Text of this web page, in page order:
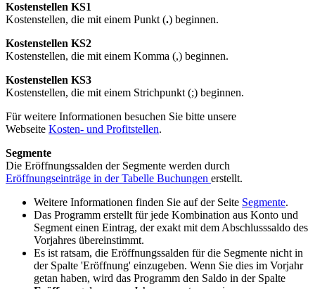
Kostenstellen KS1
Kostenstellen, die mit einem Punkt (.) beginnen.
Kostenstellen KS2
Kostenstellen, die mit einem Komma (,) beginnen.
Kostenstellen KS3
Kostenstellen, die mit einem Strichpunkt (;) beginnen.
Für weitere Informationen besuchen Sie bitte unsere
Webseite Kosten- und Profitstellen.
Segmente
Die Eröffnungssalden der Segmente werden durch
Eröffnungseinträge in der Tabelle Buchungen erstellt.
Weitere Informationen finden Sie auf der Seite Segmente.
Das Programm erstellt für jede Kombination aus Konto und
Segment einen Eintrag, der exakt mit dem Abschlusssaldo des
Vorjahres übereinstimmt.
Es ist ratsam, die Eröffnungssalden für die Segmente nicht in
der Spalte 'Eröffnung' einzugeben. Wenn Sie dies im Vorjahr
getan haben, wird das Programm den Saldo in der Spalte